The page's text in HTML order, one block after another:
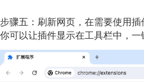
步骤五：刷新网页，在需要使用
你可以让插件显示在工具栏中，一